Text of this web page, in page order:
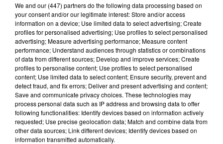
Intégrez le plus grand chœur d'Europe pour
un concert exceptionnel...
Vous pouvez donner de la voix en devenant choriste
pour un concert à venir au Colisée.
A LA UNE Voir plus
We and our (447) partnersdo the following data processing based on
your consent and/or our legitimate interest: Store and/or access
information on a device; Use limited data to select advertising; Create
profiles for personalised advertising; Use profiles to select personalised
advertising; Measure advertising performance; Measure content
performance; Understand audiences through statistics or combinations
of data from different sources; Develop and improve services; Create
profiles to personalise content; Use profiles to select personalised
content; Use limited data to select content; Ensure security, prevent and
detect fraud, and fix errors; Deliver and present advertising and content;
Save and communicate privacy choices. These technologies may
process personal data such as IP address and browsing data to offer
following functionalities: Identify devices based on information actively
requested; Use precise geolocation data; Match and combine data from
other data sources; Link different devices; Identify devices based on
information transmitted automatically.